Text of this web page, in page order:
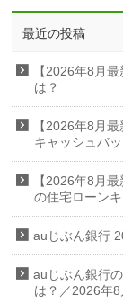
最近の投稿
【2026年8月
は？
【2026年8月
キャッシュバッ
【2026年8月
の住宅ローン
auじぶん銀行
auじぶん銀行
は？／2026年